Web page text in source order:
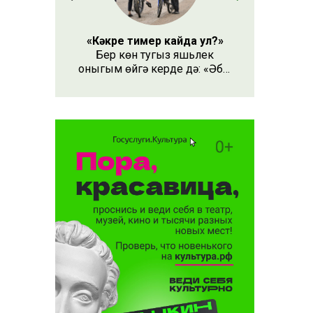
«Кәкре тимер кайда ул?»
Бер көн тугыз яшьлек
оныгым өйгә керде дә: «Әби,
ул?» – дип сорады.